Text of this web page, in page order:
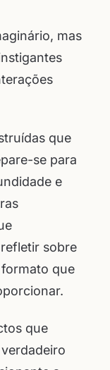
mas
que
se para
e
sobre
que
que